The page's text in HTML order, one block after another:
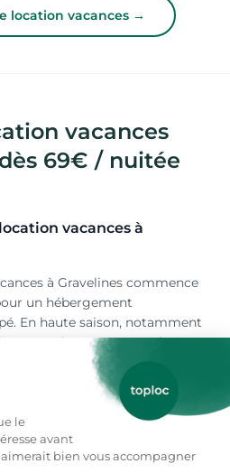
location vacances →
vacances
69€ / nuitée
vacances à
à Gravelines commence
un hébergement
En haute saison, notamment
locaux comme les
peuvent varier entre 90 € et
d'accueil, les prestations
plage) et la proximité avec le
comme la Citadelle.